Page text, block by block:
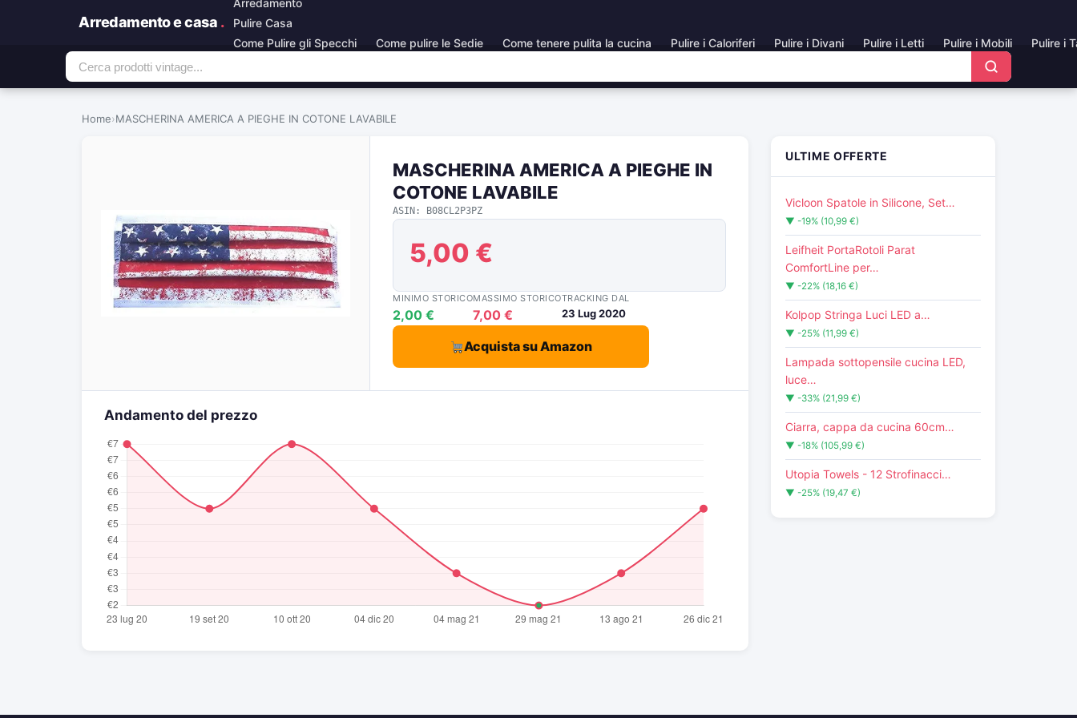
Arredamento e casa .
Pulire Casa
Come Pulire gli Specchi
Come pulire le Sedie Come tenere pulita la cucina Pulire i Caloriferi Pulire i Divani Pulire i Letti Pulire i Mobili Pulire i
Home›MASCHERINA AMERICA A PIEGHE IN COTONE LAVABILE
MASCHERINA AMERICA A PIEGHE IN
COTONE LAVABILE
ASIN: B08CL2P3PZ
5,00 €
MINIMO STORICO
2,00 €
MASSIMO STORICO
7,00 €
TRACKING DAL
23 Lug 2020
Acquista su Amazon
Andamento del prezzo
ULTIME OFFERTE
Vicloon Spatole in Silicone, Set…
▼ -19% (10,99 €)
Leifheit PortaRotoli Parat
ComfortLine per…
▼ -22% (18,16 €)
Kolpop Stringa Luci LED a…
▼ -25% (11,99 €)
Lampada sottopensile cucina LED,
luce…
▼ -33% (21,99 €)
Ciarra, cappa da cucina 60cm…
▼ -18% (105,99 €)
Utopia Towels - 12 Strofinacci…
▼ -25% (19,47 €)